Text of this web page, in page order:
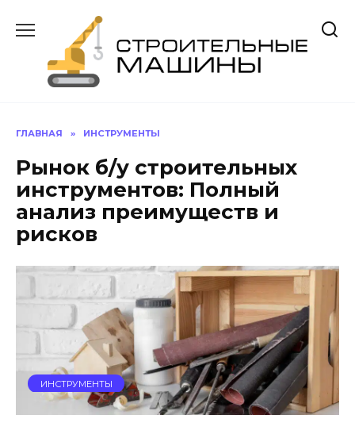
содержанию
ГЛАВНАЯ » ИНСТРУМЕНТЫ
Рынок б/у строительных
инструментов: Полный
анализ преимуществ и
рисков
ИНСТРУМЕНТЫ